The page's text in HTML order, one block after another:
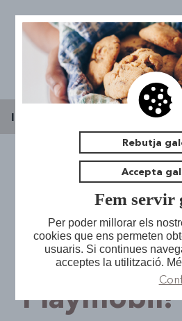
Notícies
Pla Local Joventut
Contacta
Espai de Trobada
Sales Taller
Hemeroteca i sala d'estudi
Oficina d'Assessorament
Salut
Futsal
Participació
Guia Entitats
Inici Espai jove l'Escorxador |
Drets i
delegats i
Playmobil!
Rebutja
Accepta
Fem servir
Per poder millorar els
cookies que ens permeten
usuaris. Si continues
acceptes la utilització.